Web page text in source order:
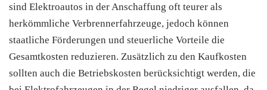
sind Elektroautos in der Anschaffung oft teurer als
herkömmliche Verbrennerfahrzeuge, jedoch können
staatliche Förderungen und steuerliche Vorteile die
Gesamtkosten reduzieren. Zusätzlich zu den Kaufkosten
sollten auch die Betriebskosten berücksichtigt werden, die